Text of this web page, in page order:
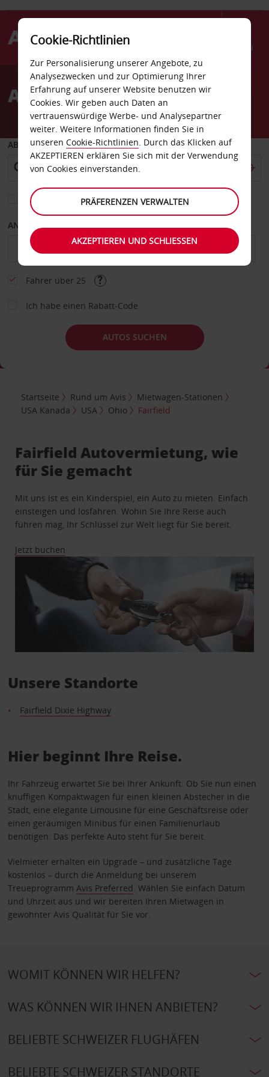
Menü
AvisAutovermietung Fairfield
ABHOLEN VON
Eine andere Rückgabestation auswählen
ANFANGSDATUM
Fahrer über 25
Ich habe einen Rabatt-Code
AUTOS SUCHEN
Startseite Rund um Avis
Mietwagen-Stationen
USA Kanada
USA Ohio Fairfield
Fairfield Autovermietung, wie
für Sie gemacht
Mit uns ist es ein Kinderspiel, ein Auto zu mieten. Einfach
einsteigen und losfahren. Wohin Sie Ihre Reise auch
führen mag, Ihr Schlüssel zur Welt liegt für Sie bereit.
Jetzt buchen
Unsere Standorte
Fairfield Dixie Highway
Hier beginnt Ihre Reise.
Ihr Fahrzeug erwartet Sie bei Ihrer Ankunft. Ob Sie nun einen
knuffigen Kompaktwagen für einen kleinen Abstecher in die
Stadt, eine elegante Limousine für eine Geschäftsreise oder
einen geräumigen Minibus für einen Familienurlaub
benötigen: Das perfekte Auto steht für Sie bereit.
Vielmieter erhalten ein Upgrade – und zusätzliche Tage
kostenlos – durch die Anmeldung bei unserem
Treueprogramm Avis Preferred . Wählen Sie einfach Datum
und Uhrzeit aus und wir bereiten Ihren Mietwagen in
gewohnter Avis Qualität für Sie vor.
WOMIT KÖNNEN WIR HELFEN?
WAS KÖNNEN WIR IHNEN ANBIETEN?
BELIEBTE SCHWEIZER FLUGHÄFEN
BELIEBTE SCHWEIZER STANDORTE
Cookie-Richtlinien
Zur Personalisierung unserer Angebote, zu
Analysezwecken und zur Optimierung Ihrer
Erfahrung auf unserer Website benutzen wir
Cookies. Wir geben auch Daten an
vertrauenswürdige Werbe- und Analysepartner
weiter. Weitere Informationen finden Sie in
unseren Cookie-Richtlinien. Durch das Klicken auf
AKZEPTIEREN erklären Sie sich mit der Verwendung
von Cookies einverstanden.
PRÄFERENZEN VERWALTEN
AKZEPTIEREN UND SCHLIESSEN